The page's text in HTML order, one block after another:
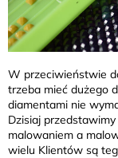
W przeciwieństwie
trzeba mieć dużego
diamentami nie
Dzisiaj
malowaniem a
wielu Klientów są